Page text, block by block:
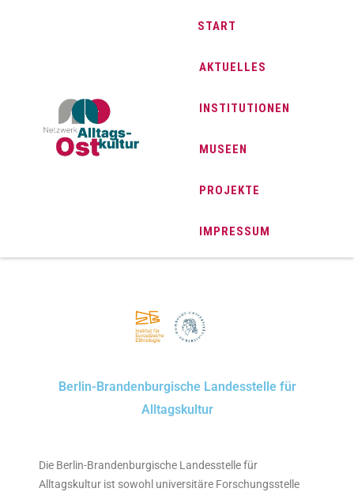
START
AKTUELLES
INSTITUTIONEN
MUSEEN
PROJEKTE
IMPRESSUM
Berlin-Brandenburgische Landesstelle für
Alltagskultur
Die Berlin-Brandenburgische Landesstelle für
Alltagskultur ist sowohl universitäre Forschungsstelle